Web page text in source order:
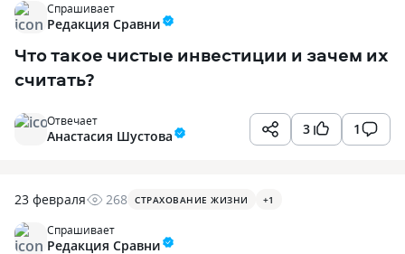
Спрашивает
Редакция Сравни
Что такое чистые инвестиции и зачем их
считать?
3 1
Отвечает
Анастасия Шустова
23 февраля 268 СТРАХОВАНИЕ ЖИЗНИ +1
Спрашивает
Редакция Сравни